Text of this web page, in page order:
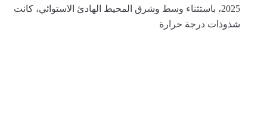
2025، باستثناء وسط وشرق المحيط الهادئ الاستوائي، كانت
شذوذات درجة حرارة